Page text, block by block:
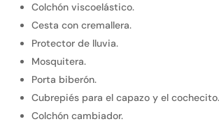
Colchón viscoelástico.
Cesta con cremallera.
Protector de lluvia.
Mosquitera.
Porta biberón.
Cubrepiés para el capazo y el cochecito.
Colchón cambiador.